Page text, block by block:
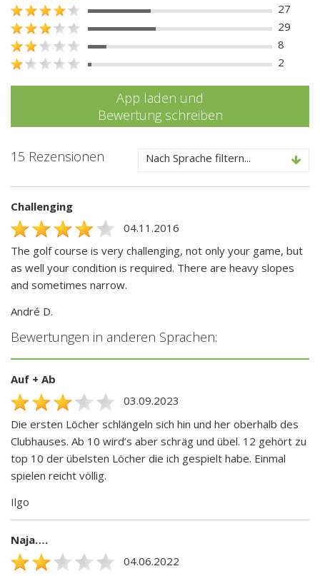
27
29
8
2
App laden und
Bewertung schreiben
15 Rezensionen Nach Sprache filtern...
Challenging
04.11.2016
The golf course is very challenging, not only your game, but
as well your condition is required. There are heavy slopes
and sometimes narrow.
André D.
Bewertungen in anderen Sprachen:
Auf + Ab
03.09.2023
Die ersten Löcher schlängeln sich hin und her oberhalb des
Clubhauses. Ab 10 wird’s aber schräg und übel. 12 gehört zu
top 10 der übelsten Löcher die ich gespielt habe. Einmal
spielen reicht völlig.
Ilgo
Naja….
04.06.2022